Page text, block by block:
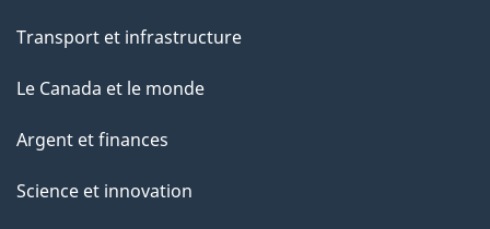
Transport et infrastructure
Le Canada et le monde
Argent et finances
Science et innovation